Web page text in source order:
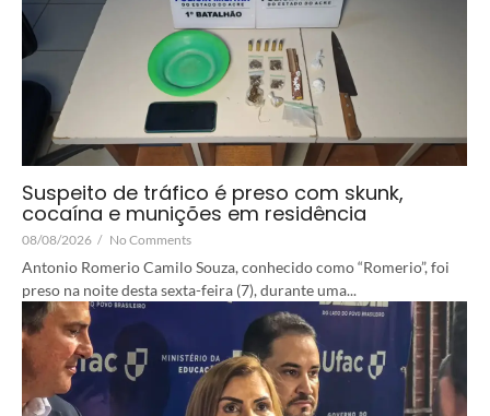
Suspeito de tráfico é preso com skunk,
cocaína e munições em residência
08/08/2026 / No Comments
Antonio Romerio Camilo Souza, conhecido como “Romerio”, foi
preso na noite desta sexta-feira (7), durante uma...